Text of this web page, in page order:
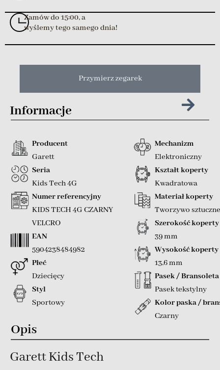
Zamów do 15:00, a
wyślemy tego samego dnia!
Przymierz zegarek
Informacje
Producent
Garett
Seria
Kids Tech 4G
Numer referencyjny
KIDS TECH 4G CZARNY
VELCRO
EAN
5904238484982
Płeć
Dziecięcy
Styl
Sportowy
Mechanizm
Elektroniczny
Kształt koperty
Kwadratowa
Materiał koperty
Tworzywo sztuczne
Szerokość koperty
39 mm
Wysokość koperty
13,6 mm
Pasek / Bransoleta
Pasek tekstylny
Kolor paska /
Czarny
Opis
Garett Kids Tech